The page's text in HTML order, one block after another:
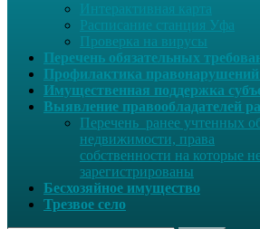
Интерактивная карта
Расписание станция Уфа
Проверка на вирусы
Перечень обязательных
Профилактика
Имущественная поддержка
Выявление правообладателей
Перечень ранее учтенных
недвижимости, права
собственности на которые
зарегистрированы
Бесхозяйное имущество
Трезвое село